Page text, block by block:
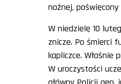
nożnej,
W niedzielę 10
znicze. Po śmierci
kapliczce. Właśnie
W uroczystości